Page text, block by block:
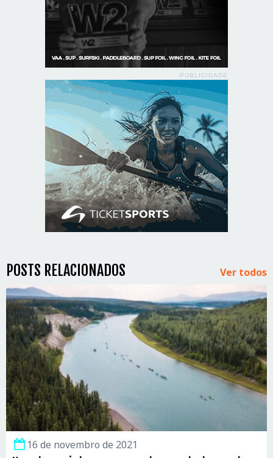
PUBLICIDADE
POSTS RELACIONADOS Ver todos
16 de novembro de 2021